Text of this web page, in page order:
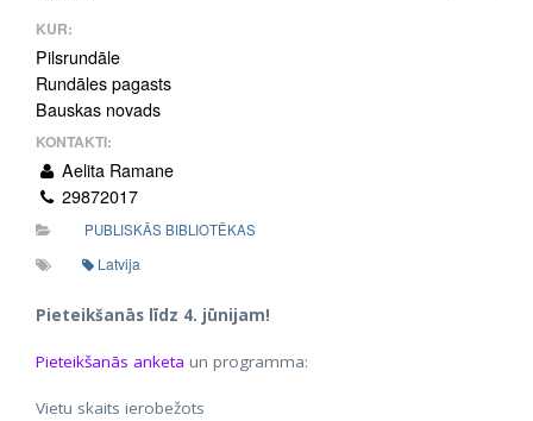
KUR:
Pilsrundāle
Rundāles pagasts
Bauskas novads
KONTAKTI:
Aelita Ramane
29872017
PUBLISKĀS BIBLIOTĒKAS
Latvija
Pieteikšanās līdz 4. jūnijam!
Pieteikšanās anketa un programma:
Vietu skaits ierobežots